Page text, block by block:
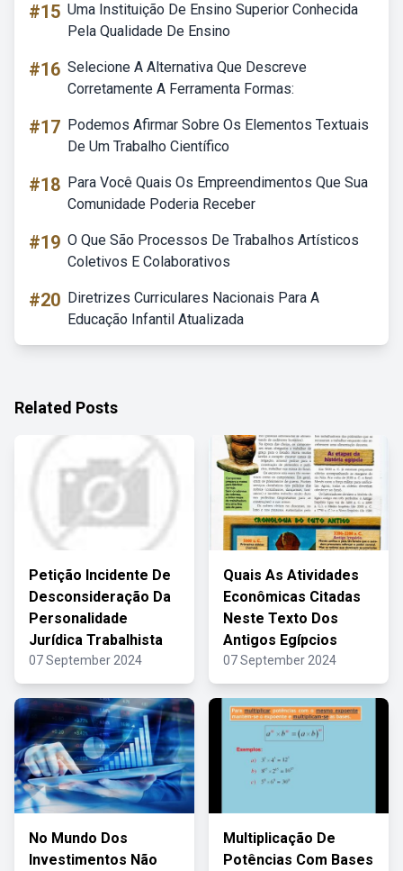
#15 Uma Instituição De Ensino Superior Conhecida
Pela Qualidade De Ensino
#16 Selecione A Alternativa Que Descreve
Corretamente A Ferramenta Formas:
#17 Podemos Afirmar Sobre Os Elementos Textuais
De Um Trabalho Científico
#18 Para Você Quais Os Empreendimentos Que Sua
Comunidade Poderia Receber
#19 O Que São Processos De Trabalhos Artísticos
Coletivos E Colaborativos
#20 Diretrizes Curriculares Nacionais Para A
Educação Infantil Atualizada
Related Posts
Petição Incidente De
Desconsideração Da
Personalidade
Jurídica Trabalhista
07 September 2024
Quais As Atividades
Econômicas Citadas
Neste Texto Dos
Antigos Egípcios
07 September 2024
No Mundo Dos
Investimentos Não
Multiplicação De
Potências Com Bases